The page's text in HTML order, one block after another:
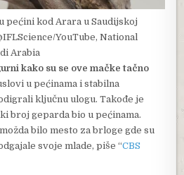
pećini kod Arara u Saudijskoj
YouTube, National
Arabia
kako su se ove mačke tačno
u pećinama i stabilna
ključnu ulogu. Takođe je
broj geparda bio u pećinama.
bilo mesto za brloge gde su
svoje mlade, piše “CBS